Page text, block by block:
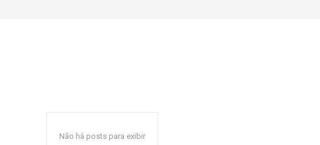
Não há posts para exibir